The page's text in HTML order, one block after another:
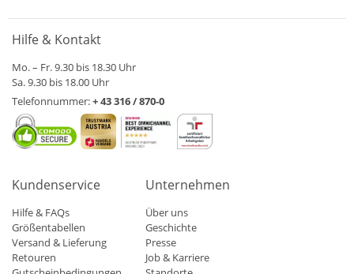
Hilfe & Kontakt
Mo. – Fr. 9.30 bis 18.30 Uhr
Sa. 9.30 bis 18.00 Uhr
Telefonnummer:+ 43 316 / 870-0
Kundenservice
Hilfe & FAQs
Größentabellen
Versand & Lieferung
Retouren
Unternehmen
Über uns
Geschichte
Presse
Job & Karriere